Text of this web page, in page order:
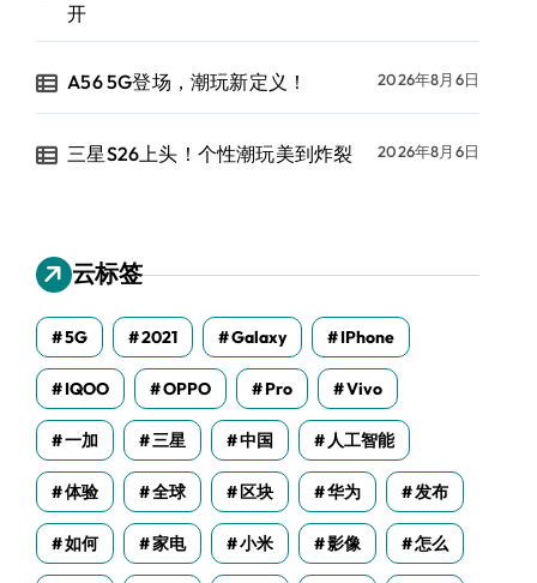
开
A56 5G登场，潮玩新定义！ 2026年8月6日
三星S26上头！个性潮玩美到炸裂 2026年8月6日
云标签
5G 2021 Galaxy IPhone
IQOO OPPO Pro Vivo
一加 三星 中国 人工智能
体验 全球 区块 华为 发布
如何 家电 小米 影像 怎么